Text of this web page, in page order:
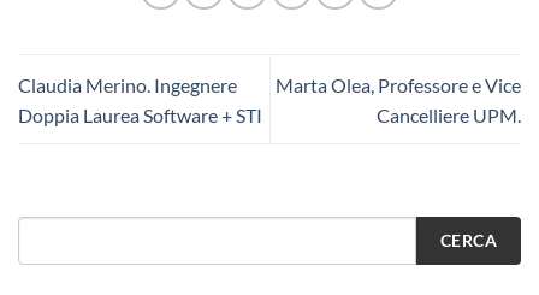
Claudia Merino. Ingegnere
Doppia Laurea Software + STI
Marta Olea, Professore e Vice
Cancelliere UPM.
CERCA